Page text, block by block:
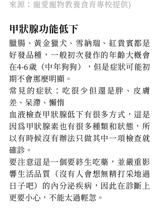
來源：寵愛寵物教養食育專校提供)
甲狀腺功能低下
臘腸、黃金獵犬、雪納瑞、紅貴賓都是
好發品種，一般初次發作的年齡大概會
在4-6歲（中年狗狗），但是症狀可能初
期不會那麼明顯。
常見的症狀：吃很少但還是胖、皮膚
差、呆滯、懶惰
血液檢查甲狀腺低下有很多方式，這是
因為甲狀腺素也有很多種類和狀態，所
以有時候沒有辦法只做其中一項檢查就
確診。
要注意這是一個要終生吃藥，並嚴重影
響生活品質（沒有人會想無精打采地過
日子吧）的內分泌疾病，因此在診斷上
更要小心，不能太過輕忽。